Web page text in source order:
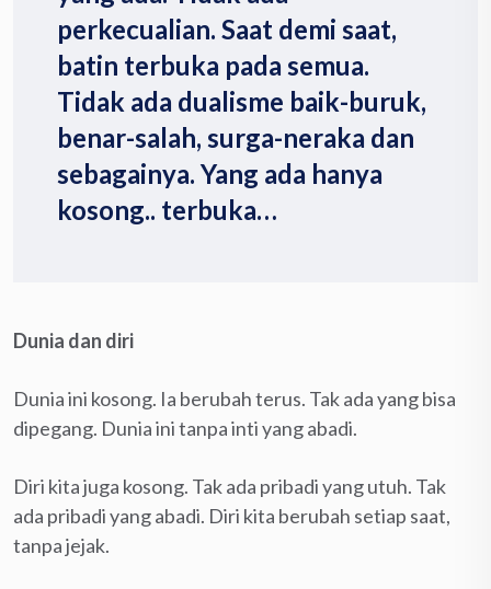
perkecualian. Saat demi saat,
batin terbuka pada semua.
Tidak ada dualisme baik-buruk,
benar-salah, surga-neraka dan
sebagainya. Yang ada hanya
kosong.. terbuka…
Dunia dan diri
Dunia ini kosong. Ia berubah terus. Tak ada yang bisa
dipegang. Dunia ini tanpa inti yang abadi.
Diri kita juga kosong. Tak ada pribadi yang utuh. Tak
ada pribadi yang abadi. Diri kita berubah setiap saat,
tanpa jejak.